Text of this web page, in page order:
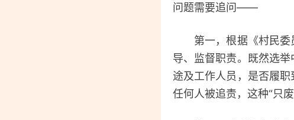
问题需要追问——
第一，根据《村民委
导、监督职责。既然选
途及工作人员，是否履
任何人被追责，这种“只